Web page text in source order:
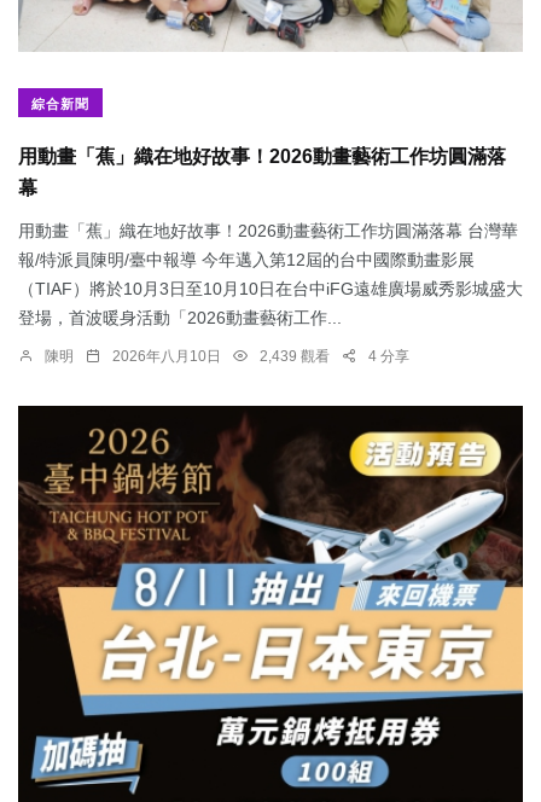
綜合新聞
用動畫「蕉」織在地好故事！2026動畫藝術工作坊圓滿落
幕
用動畫「蕉」織在地好故事！2026動畫藝術工作坊圓滿落幕 台灣華
報/特派員陳明/臺中報導 今年邁入第12屆的台中國際動畫影展
（TIAF）將於10月3日至10月10日在台中iFG遠雄廣場威秀影城盛大
登場，首波暖身活動「2026動畫藝術工作...
陳明 2026年八月10日 2,439 觀看 4 分享